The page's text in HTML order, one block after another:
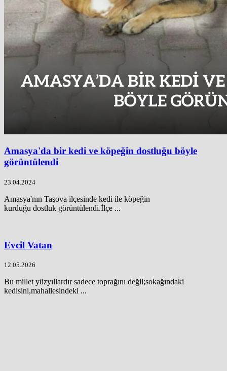
Amasya'da bir kedi ve köpeğin dostluğu böyle
görüntülendi
23.04.2024
Amasya'nın Taşova ilçesinde kedi ile köpeğin
kurduğu dostluk görüntülendi.İlçe ...
Evcil Vatan
12.05.2026
Bu millet yüzyıllardır sadece toprağını değil;sokağındaki
kedisini,mahallesindeki ...